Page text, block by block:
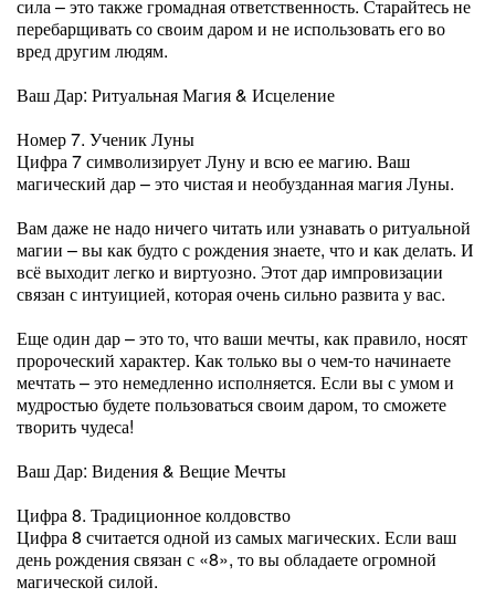
сила – это также громадная ответственность. Старайтесь не
перебарщивать со своим даром и не использовать его во
вред другим людям.
Ваш Дар: Ритуальная Магия & Исцеление
Номер 7. Ученик Луны
Цифра 7 символизирует Луну и всю ее магию. Ваш
магический дар – это чистая и необузданная магия Луны.
Вам даже не надо ничего читать или узнавать о ритуальной
магии – вы как будто с рождения знаете, что и как делать. И
всё выходит легко и виртуозно. Этот дар импровизации
связан с интуицией, которая очень сильно развита у вас.
Еще один дар – это то, что ваши мечты, как правило, носят
пророческий характер. Как только вы о чем-то начинаете
мечтать – это немедленно исполняется. Если вы с умом и
мудростью будете пользоваться своим даром, то сможете
творить чудеса!
Ваш Дар: Видения & Вещие Мечты
Цифра 8. Традиционное колдовство
Цифра 8 считается одной из самых магических. Если ваш
день рождения связан с «8», то вы обладаете огромной
магической силой.